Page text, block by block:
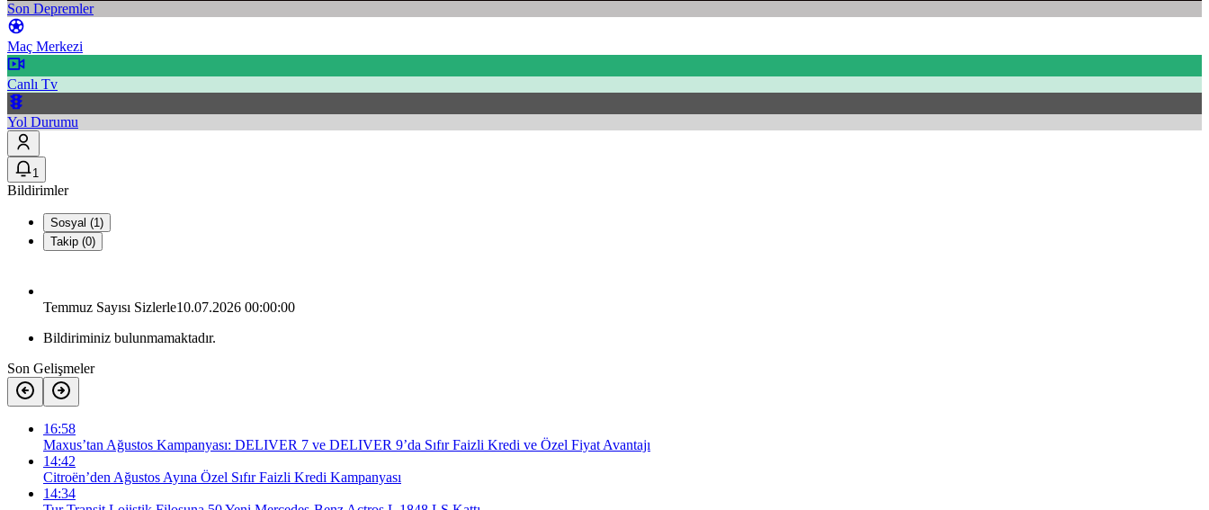
Son Depremler
Maç Merkezi
Canlı Tv
Yol Durumu
1
Bildirimler
Sosyal (1)
Takip (0)
Temmuz Sayısı Sizlerle10.07.2026 00:00:00
Bildiriminiz bulunmamaktadır.
Son Gelişmeler
16:58
Maxus’tan Ağustos Kampanyası: DELIVER 7 ve DELIVER 9’da Sıfır Faizli Kredi ve Özel Fiyat Avantajı
14:42
Citroën’den Ağustos Ayına Özel Sıfır Faizli Kredi Kampanyası
14:34